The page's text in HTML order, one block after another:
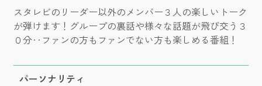
スタレビのリーダー以外のメンバー３人の楽しいトーク
が弾けます！グループの裏話や様々な話題が飛び交う３
０分‥ファンの方もファンでない方も楽しめる番組！
パーソナリティ